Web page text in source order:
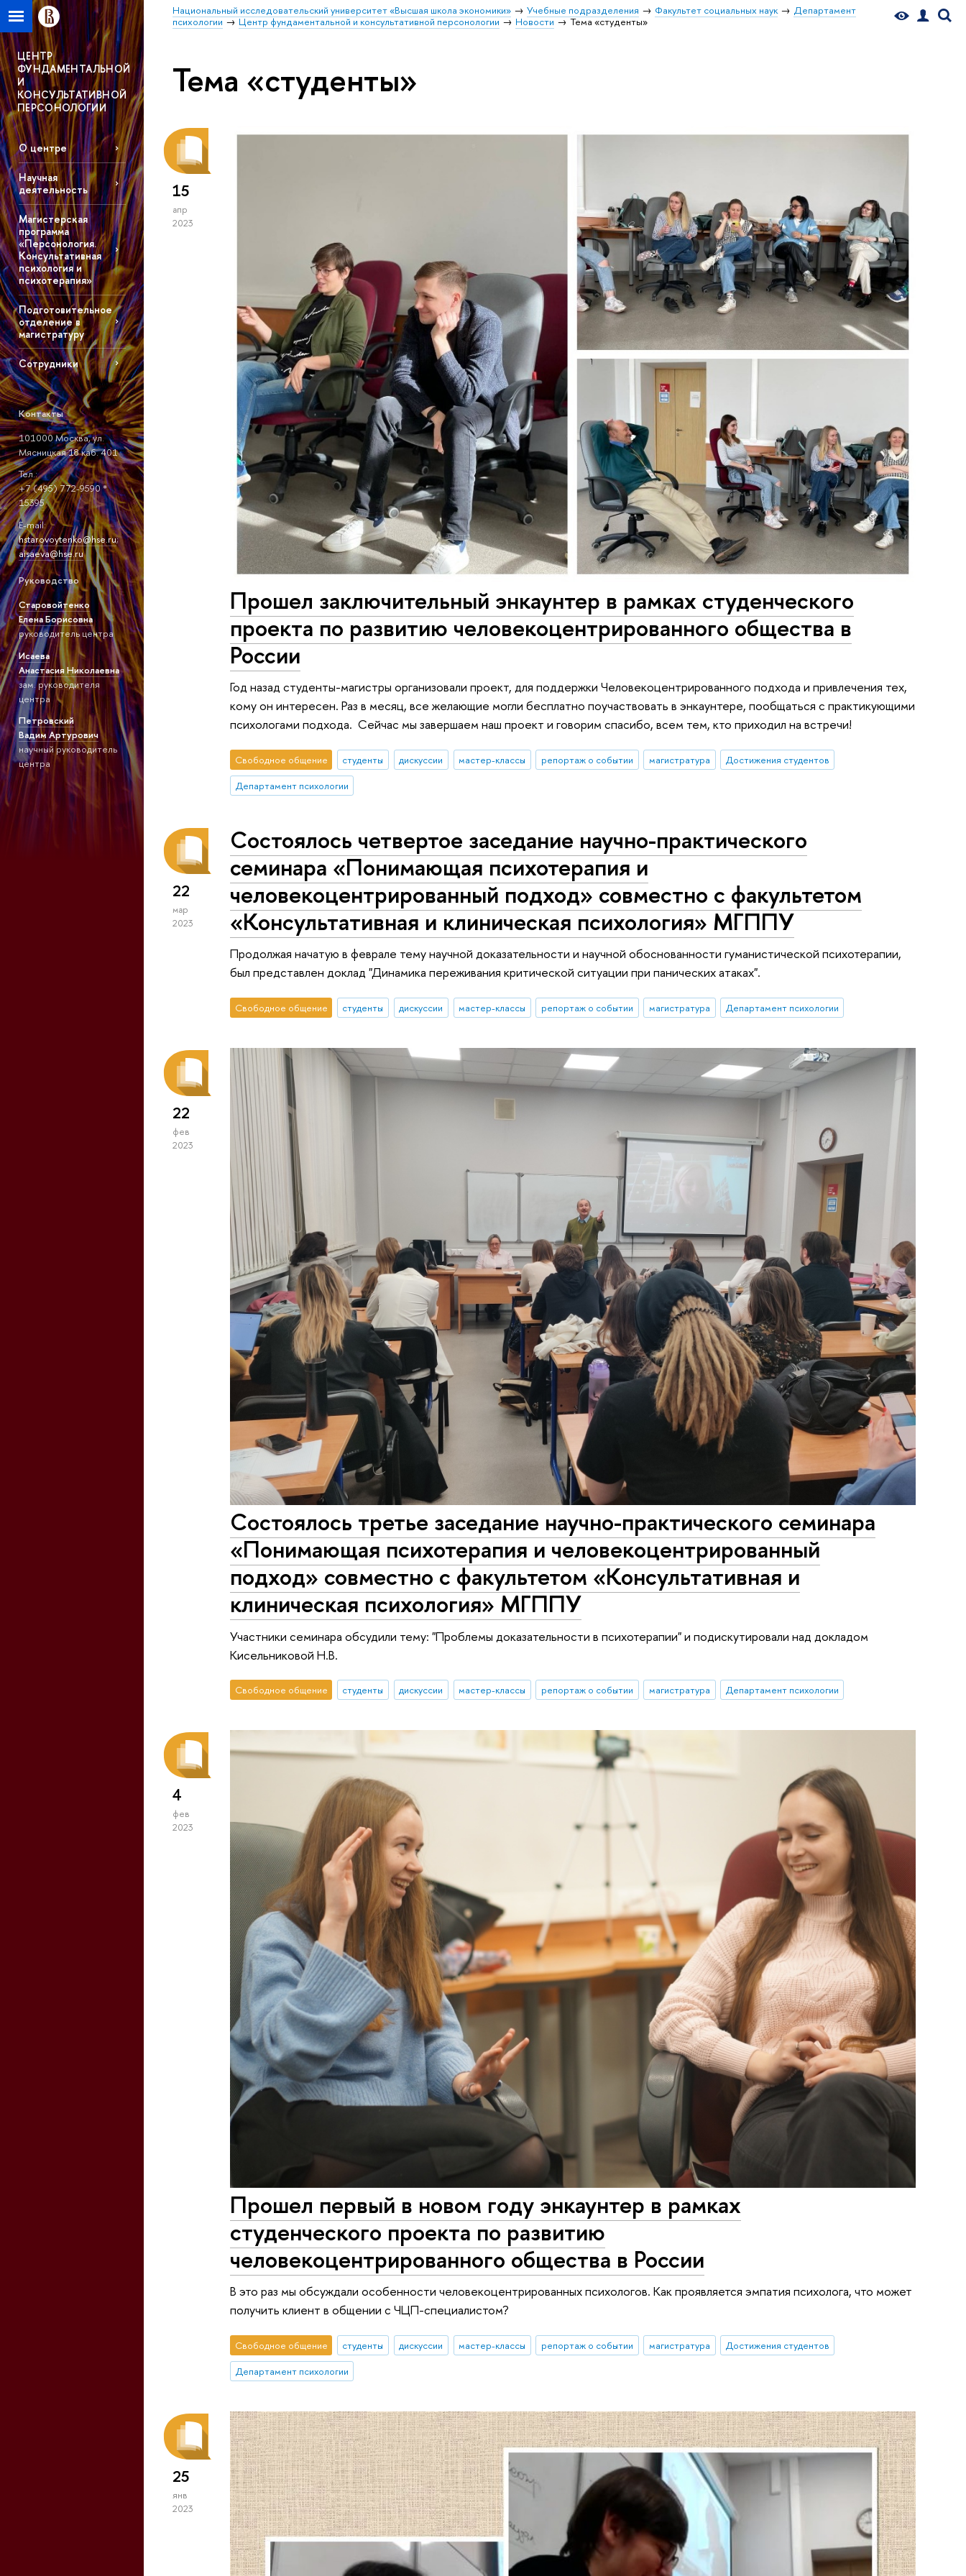
Национальный исследовательский университет «Высшая школа экономики» Учебные подразделения Факультет социальных наук
Департамент
психологии
Центр фундаментальной и консультативной персонологии Новости Тема «студенты»
ЦЕНТР
ФУНДАМЕНТАЛЬНОЙ
И
КОНСУЛЬТАТИВНОЙ
ПЕРСОНОЛОГИИ
О центре
Научная
деятельность
Магистерская
программа
«Персонология.
Консультативная
психология и
психотерапия»
Подготовительное
отделение в
магистратуру
Сотрудники
Контакты
101000 Москва, ул.
Мясницкая 18 каб. 401
Тел.:
+7 (495) 772-9590 *
15395
E-mail:
hstarovoytenko@hse.ru;
aisaeva@hse.ru
Руководство
Старовойтенко
Елена Борисовна
руководитель центра
Исаева
Анастасия Николаевна
зам. руководителя
центра
Петровский
Вадим Артурович
научный руководитель
центра
Тема «студенты»
15
апр
2023
Прошел заключительный энкаунтер в рамках студенческого
проекта по развитию человекоцентрированного общества в
России
Год назад студенты-магистры организовали проект, для поддержки Человекоцентрированного подхода и привлечения тех,
кому он интересен. Раз в месяц, все желающие могли бесплатно поучаствовать в энкаунтере, пообщаться с практикующими
психологами подхода. Сейчас мы завершаем наш проект и говорим спасибо, всем тем, кто приходил на встречи!
Свободное общение студенты дискуссии мастер-классы репортаж о событии магистратура
Достижения студентов
Департамент психологии
22
мар
2023
Cостоялось четвертое заседание научно-практического
семинара «Понимающая психотерапия и
человекоцентрированный подход» совместно с факультетом
«Консультативная и клиническая психология» МГППУ
Продолжая начатую в феврале тему научной доказательности и научной обоснованности гуманистической психотерапии,
был представлен доклад "Динамика переживания критической ситуации при панических атаках".
Свободное общение студенты дискуссии мастер-классы репортаж о событии магистратура Департамент психологии
22
фев
2023
Cостоялось третье заседание научно-практического семинара
«Понимающая психотерапия и человекоцентрированный
подход» совместно с факультетом «Консультативная и
клиническая психология» МГППУ
Участники семинара обсудили тему: "Проблемы доказательности в психотерапии" и подискутировали над докладом
Кисельниковой Н.В.
Свободное общение студенты дискуссии мастер-классы репортаж о событии магистратура Департамент психологии
4
фев
2023
Прошел первый в новом году энкаунтер в рамках
студенческого проекта по развитию
человекоцентрированного общества в России
В это раз мы обсуждали особенности человекоцентрированных психологов. Как проявляется эмпатия психолога, что может
получить клиент в общении с ЧЦП-специалистом?
Свободное общение студенты дискуссии мастер-классы репортаж о событии магистратура
Достижения студентов
Департамент психологии
25
янв
2023